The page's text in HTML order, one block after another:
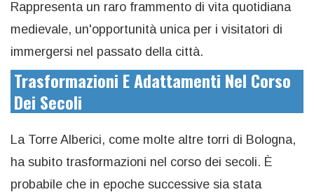
Rappresenta un raro frammento di vita quotidiana
medievale, un'opportunità unica per i visitatori di
immergersi nel passato della città.
Trasformazioni E Adattamenti Nel Corso
Dei Secoli
La Torre Alberici, come molte altre torri di Bologna,
ha subito trasformazioni nel corso dei secoli. È
probabile che in epoche successive sia stata